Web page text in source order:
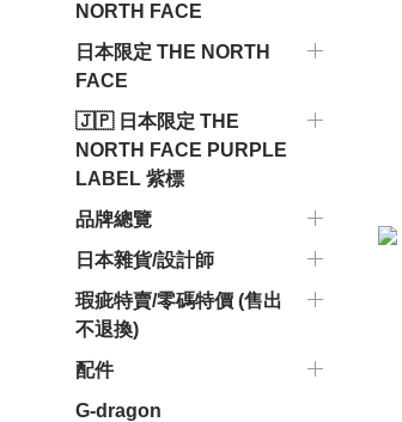
NORTH FACE
日本限定 THE NORTH
FACE
🇯🇵 日本限定 THE
NORTH FACE PURPLE
LABEL 紫標
品牌總覽
日本雜貨/設計師
瑕疵特賣/零碼特價 (售出
不退換)
配件
G-dragon